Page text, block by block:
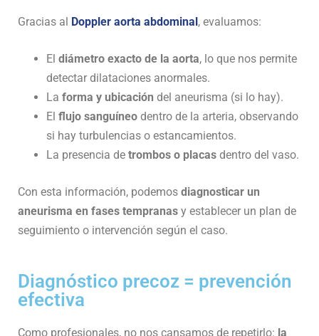
Gracias al Doppler aorta abdominal, evaluamos:
El diámetro exacto de la aorta, lo que nos permite
detectar dilataciones anormales.
La forma y ubicación del aneurisma (si lo hay).
El flujo sanguíneo dentro de la arteria, observando
si hay turbulencias o estancamientos.
La presencia de trombos o placas dentro del vaso.
Con esta información, podemos diagnosticar un
aneurisma en fases tempranas y establecer un plan de
seguimiento o intervención según el caso.
Diagnóstico precoz = prevención
efectiva
Como profesionales, no nos cansamos de repetirlo: la